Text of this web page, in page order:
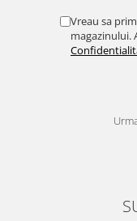
Vreau sa
magazinului.